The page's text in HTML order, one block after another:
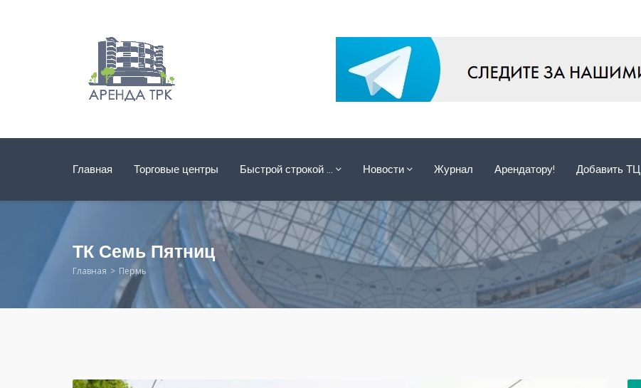
Главная Торговые центры Быстрой строкой … Новости Журнал Арендатору! Добавить ТЦ
ТК Семь Пятниц
Главная Пермь